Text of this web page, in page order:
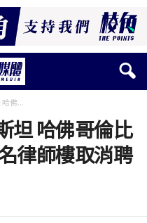
佛...
坦 哈佛哥倫比
律師樓取消聘